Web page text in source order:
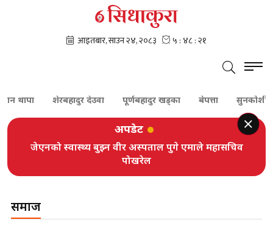
शेरबहादुर देउवा पूर्णबहादुर खड्का बेपत्ता सुनकोशी
अपडेट
जेएनको स्वास्थ्य बुझ्न वीर अस्पताल पुगे एमाले महासचिव
पोखरेल
समाज